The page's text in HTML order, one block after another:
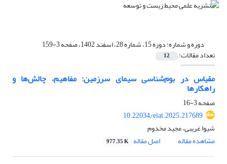
دوره و شماره:دوره 15، شماره 28، اسفند 1402، صفحه 3-159
تعداد مقالات: 12
مقیاس در ‌بوم‌شناسی سیمای سرزمین: مفاهیم، چالش‌ها و
راهکارها
صفحه3-16
10.22034/eiat.2025.217689
شیوا غریبی، مجید مخدوم
مشاهده مقاله
اصل مقاله 977.35 K